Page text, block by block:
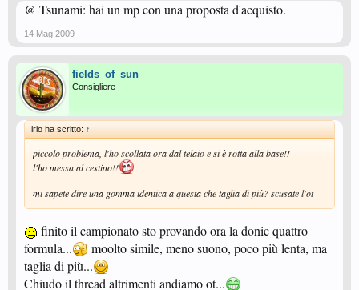
@ Tsunami: hai un mp con una proposta d'acquisto.
14 Mag 2009
fields_of_sun
Consigliere
irio ha scritto: ↑
piccolo problema, l'ho scollata ora dal telaio e si è rotta alla base!!
l'ho messa al cestino!!
mi sapete dire una gomma identica a questa che taglia di più? scusate l'ot
finito il campionato sto provando ora la donic quattro
formula...
moolto simile, meno suono, poco più lenta, ma
taglia di più...
Chiudo il thread altrimenti andiamo ot...